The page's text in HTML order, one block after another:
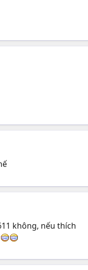
không, nếu thích